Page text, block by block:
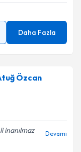
Daha Fazla
Özcan
inanılmaz
Devamı